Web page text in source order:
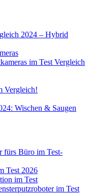
2024 – Hybrid
im Test Vergleich
Vergleich!
Wischen & Saugen
Test 2026
im Test